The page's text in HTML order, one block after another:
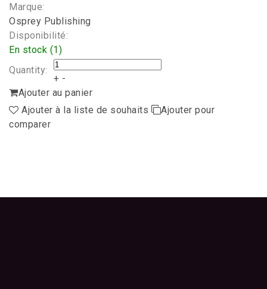
Marque:
Osprey Publishing
Disponibilité:
En stock (1)
Quantity:
+ -
Ajouter au panier
Ajouter à la liste de souhaits
Ajouter pour
comparer